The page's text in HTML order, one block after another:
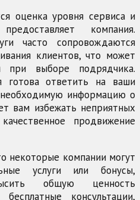
оценка уровня сервиса и
компания.
часто сопровождаются
клиентов, что может
выборе подрядчика.
готова ответить на ваши
информацию о
вам избежать неприятных
продвижение
некоторые компании могут
услуги или бонусы,
общую ценность
консультации,